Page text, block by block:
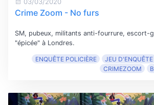
Crime Zoom - No furs
SM, pubeux, militants anti-fourrure, escort-
"épicée" à Londres.
ENQUÊTE POLICIÈRE JEU D'ENQUÊTE
CRIMEZOOM